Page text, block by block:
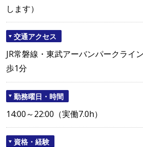
します）
交通アクセス
JR常磐線・東武アーバンパークライ
歩1分
勤務曜日・時間
14:00～22:00（実働7.0h）
資格・経験